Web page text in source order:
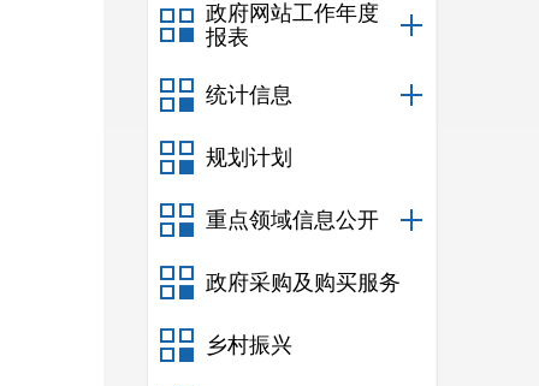
政府网站工作年度
报表
统计信息
规划计划
重点领域信息公开
政府采购及购买服务
乡村振兴